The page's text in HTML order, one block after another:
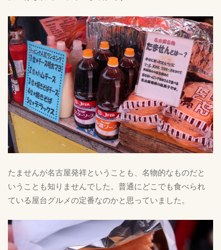
たませんが名古屋発祥ということも、名物的なものだと
いうことも知りませんでした。普通にどこでも食べられ
ている屋台グルメの定番なのかと思っていました。